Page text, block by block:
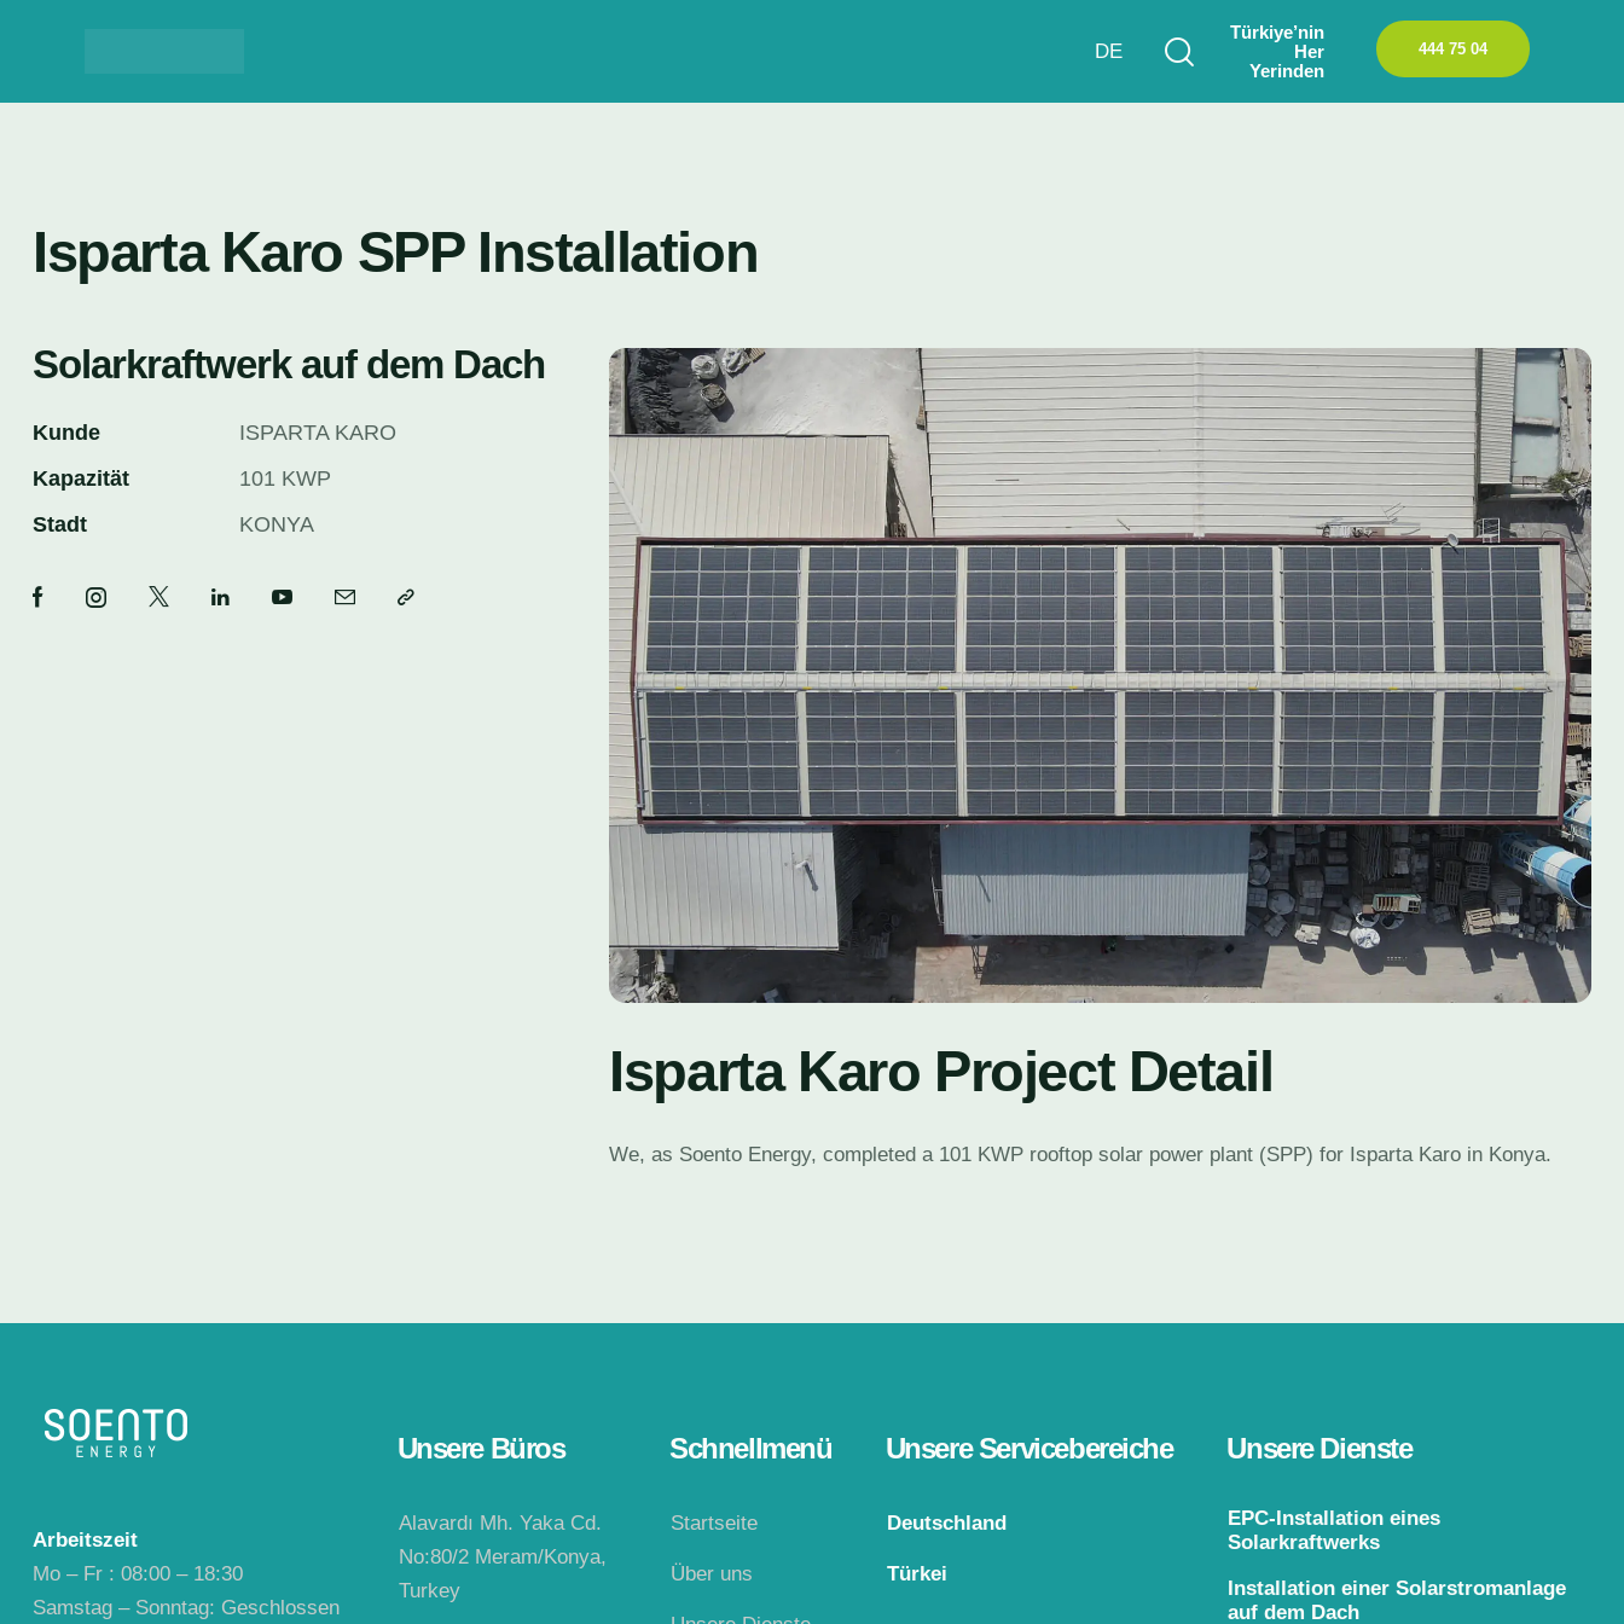
DE
Türkiye’nin
Her
Yerinden
444 75 04
Isparta Karo SPP Installation
Solarkraftwerk auf dem Dach
Kunde
ISPARTA KARO
Kapazität
101 KWP
Stadt
KONYA
Isparta Karo Project Detail
We, as Soento Energy, completed a 101 KWP rooftop solar power plant (SPP) for Isparta Karo in Konya.
Arbeitszeit
Mo – Fr : 08:00 – 18:30
Samstag – Sonntag: Geschlossen
Unsere Büros
Alavardı Mh. Yaka Cd.
No:80/2 Meram/Konya,
Turkey
Schnellmenü
Startseite
Über uns
Unsere Servicebereiche
Deutschland
Türkei
Unsere Dienste
EPC-Installation eines
Solarkraftwerks
Installation einer Solarstromanlage
auf dem Dach